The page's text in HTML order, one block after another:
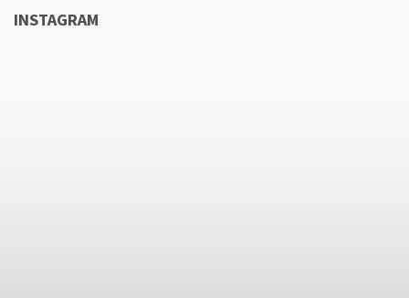
INSTAGRAM